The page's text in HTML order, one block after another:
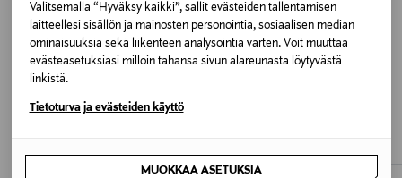
Valitsemalla “Hyväksy kaikki”, sallit evästeiden tallentamisen
laitteellesi sisällön ja mainosten personointia, sosiaalisen median
ominaisuuksia sekä liikenteen analysointia varten. Voit muuttaa
evästeasetuksiasi milloin tahansa sivun alareunasta löytyvästä
linkistä.
Tietoturva ja evästeiden käyttö
MUOKKAA ASETUKSIA
056 CHESTNUT
Valmistusmaa
Pohjois-Makedonia
EMMY 924
SHEPHERD